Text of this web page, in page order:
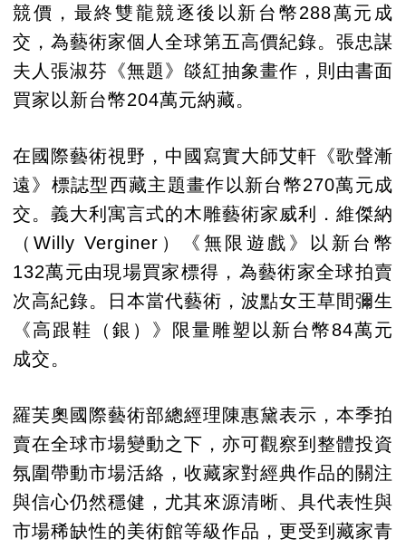
競價，最終雙龍競逐後以新台幣288萬元成
交，為藝術家個人全球第五高價紀錄。張忠謀
夫人張淑芬《無題》燄紅抽象畫作，則由書面
買家以新台幣204萬元納藏。
在國際藝術視野，中國寫實大師艾軒《歌聲漸
遠》標誌型西藏主題畫作以新台幣270萬元成
交。義大利寓言式的木雕藝術家威利．維傑納
（Willy Verginer）《無限遊戲》以新台幣
132萬元由現場買家標得，為藝術家全球拍賣
次高紀錄。日本當代藝術，波點女王草間彌生
《高跟鞋（銀）》限量雕塑以新台幣84萬元
成交。
羅芙奧國際藝術部總經理陳惠黛表示，本季拍
賣在全球市場變動之下，亦可觀察到整體投資
氛圍帶動市場活絡，收藏家對經典作品的關注
與信心仍然穩健，尤其來源清晰、具代表性與
市場稀缺性的美術館等級作品，更受到藏家青